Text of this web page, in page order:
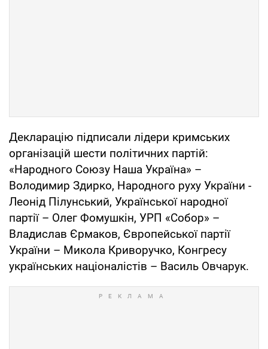
Декларацію підписали лідери кримських
організацій шести політичних партій:
«Народного Союзу Наша Україна» –
Володимир Здирко, Народного руху України -
Леонід Пілунський, Української народної
партії – Олег Фомушкін, УРП «Собор» –
Владислав Єрмаков, Європейської партії
України – Микола Криворучко, Конгресу
українських націоналістів – Василь Овчарук.